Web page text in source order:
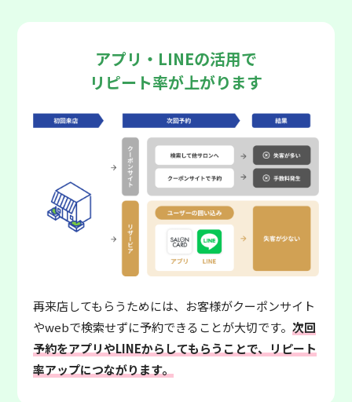
アプリ・LINEの活用で
リピート率が上がります
再来店してもらうためには、お客様がクーポンサイト
やwebで検索せずに予約できることが大切です。次回
予約をアプリやLINEからしてもらうことで、リピート
率アップにつながります。